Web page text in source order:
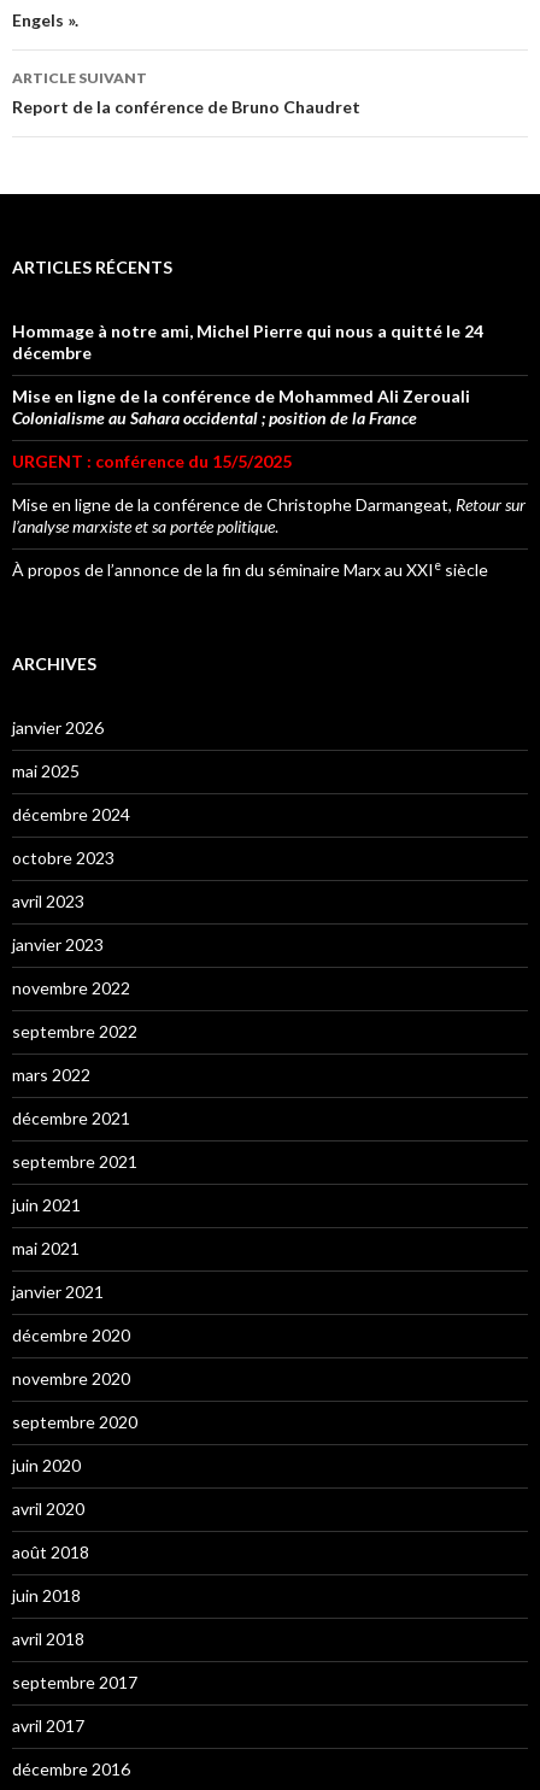
articles
Engels ».
ARTICLE SUIVANT
Report de la conférence de Bruno Chaudret
ARTICLES RÉCENTS
Hommage à notre ami, Michel Pierre qui nous a quitté le 24
décembre
Mise en ligne de la conférence de Mohammed Ali Zerouali
Colonialisme au Sahara occidental ; position de la France
URGENT : conférence du 15/5/2025
Mise en ligne de la conférence de Christophe Darmangeat, Retour sur
l’analyse marxiste et sa portée politique.
À propos de l’annonce de la fin du séminaire Marx au XXI e siècle
ARCHIVES
janvier 2026
mai 2025
décembre 2024
octobre 2023
avril 2023
janvier 2023
novembre 2022
septembre 2022
mars 2022
décembre 2021
septembre 2021
juin 2021
mai 2021
janvier 2021
décembre 2020
novembre 2020
septembre 2020
juin 2020
avril 2020
août 2018
juin 2018
avril 2018
septembre 2017
avril 2017
décembre 2016